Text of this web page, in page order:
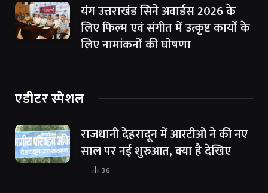
यंग उत्तराखंड सिने अवार्डस 2026 के
लिए फिल्म एवं संगीत में उत्कृष्ट कार्यों के
लिए नामांकनों की घोषणा
एडीटर स्पेशल
राजधानी देहरादून में आरटीओ ने की नए
साल पर नई शुरुआत, क्या है देखिए
36